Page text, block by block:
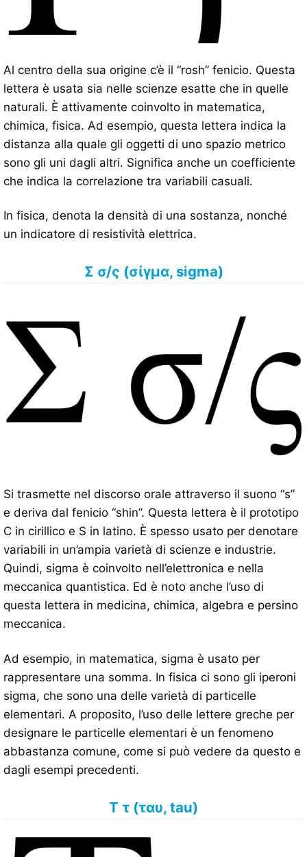
Al centro della sua origine c’è il “rosh” fenicio. Questa
lettera è usata sia nelle scienze esatte che in quelle
naturali. È attivamente coinvolto in matematica,
chimica, fisica. Ad esempio, questa lettera indica la
distanza alla quale gli oggetti di uno spazio metrico
sono gli uni dagli altri. Significa anche un coefficiente
che indica la correlazione tra variabili casuali.
In fisica, denota la densità di una sostanza, nonché
un indicatore di resistività elettrica.
Σ σ/ς (σίγμα, sigma)
Si trasmette nel discorso orale attraverso il suono “s”
e deriva dal fenicio “shin”. Questa lettera è il prototipo
C in cirillico e S in latino. È spesso usato per denotare
variabili in un’ampia varietà di scienze e industrie.
Quindi, sigma è coinvolto nell’elettronica e nella
meccanica quantistica. Ed è noto anche l’uso di
questa lettera in medicina, chimica, algebra e persino
meccanica.
Ad esempio, in matematica, sigma è usato per
rappresentare una somma. In fisica ci sono gli iperoni
sigma, che sono una delle varietà di particelle
elementari. A proposito, l’uso delle lettere greche per
designare le particelle elementari è un fenomeno
abbastanza comune, come si può vedere da questo e
dagli esempi precedenti.
Τ τ (ταυ, tau)